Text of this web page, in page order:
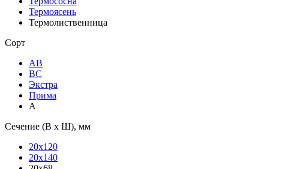
Термоясень
Термолиственница
Сорт
АВ
ВС
Экстра
Прима
А
Сечение (В х Ш), мм
20х120
20х140